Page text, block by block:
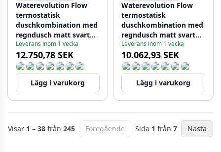
Waterevolution Flow
termostatisk
duschkombination med
regndusch matt svart
200mm T141TNPR
Leverans inom 1 vecka
12.750,78 SEK
Lägg i varukorg
Waterevolution Flow
termostatisk
duschkombination med
regndusch matt svart
250mm T141TN25PR
Leverans inom 1 vecka
10.062,93 SEK
Lägg i varukorg
Visar 1 – 38 från 245 Föregående Sida 1 från 7 Nästa